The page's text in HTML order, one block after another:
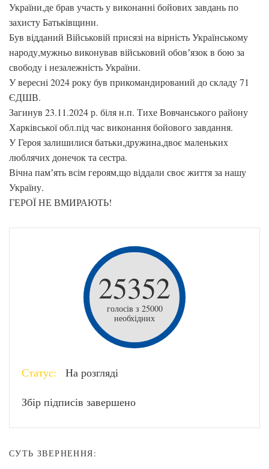
України,де брав участь у виконанні бойових завдань по
захисту Батьківщини.
Був відданий Військовій присязі на вірність Українському
народу,мужньо виконував військовий обовʼязок в бою за
свободу і незалежність України.
У вересні 2024 року був прикомандирований до складу 71
ЄДШВ.
Загинув 23.11.2024 р. біля н.п. Тихе Вовчанського району
Харківської обл.під час виконання бойового завдання.
У Героя залишилися батьки,дружина,двоє маленьких
люблячих донечок та сестра.
Вічна памʼять всім героям,що віддали своє життя за нашу
Україну.
ГЕРОЇ НЕ ВМИРАЮТЬ!
25352
голосів з 25000
необхідних
Статус: На розгляді
Збір підписів завершено
СУТЬ ЗВЕРНЕННЯ: